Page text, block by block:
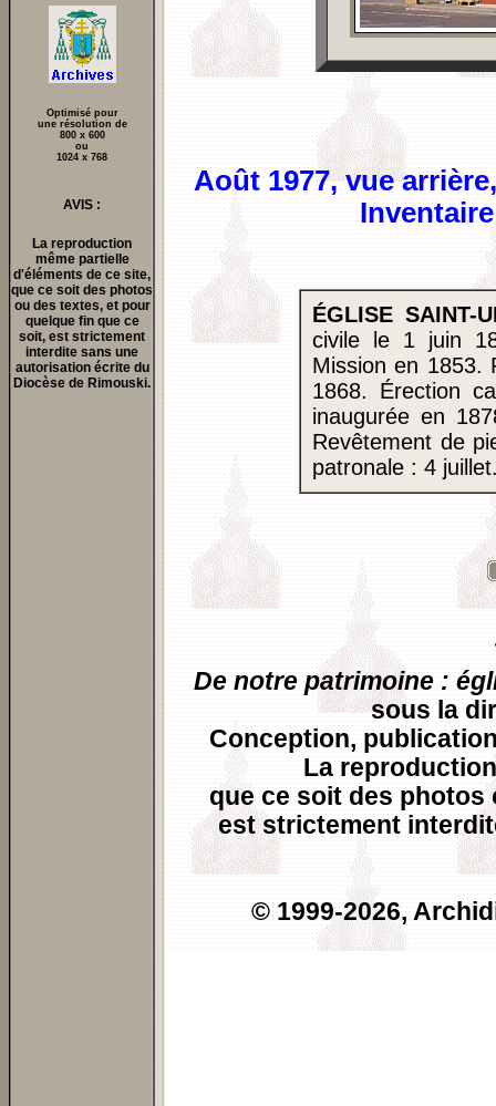
Optimisé pour
une résolution de
800 x 600
ou
1024 x 768
AVIS :
La reproduction
même partielle
d'éléments de ce site,
que ce soit des photos
ou des textes, et pour
quelque fin que ce
soit, est strictement
interdite sans une
autorisation écrite du
Diocèse de Rimouski.
Août 1977, vue
ÉGLISE SAINT-
civile le 1 juin
Mission en 1853.
1868. Érection
inaugurée en
Revêtement de
patronale : 4
De notre patrimoine :
sous la
Conception,
La
que ce soit des photos
est strictement
© 1999-2026,